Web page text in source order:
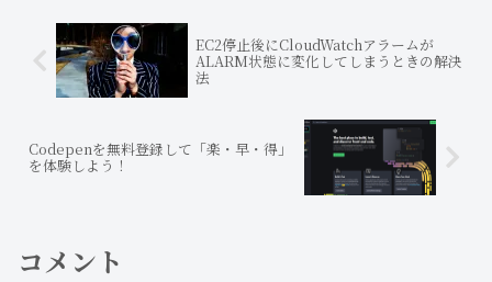
プラグインです。
EC2停止後にCloudWatchアラームが
ALARM状態に変化してしまうときの解決
法
Codepenを無料登録して「楽・早・得」
を体験しよう！
コメント